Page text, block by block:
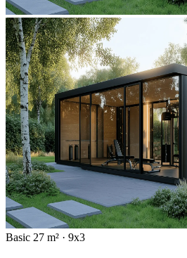
Basic 27 m² · 9x3